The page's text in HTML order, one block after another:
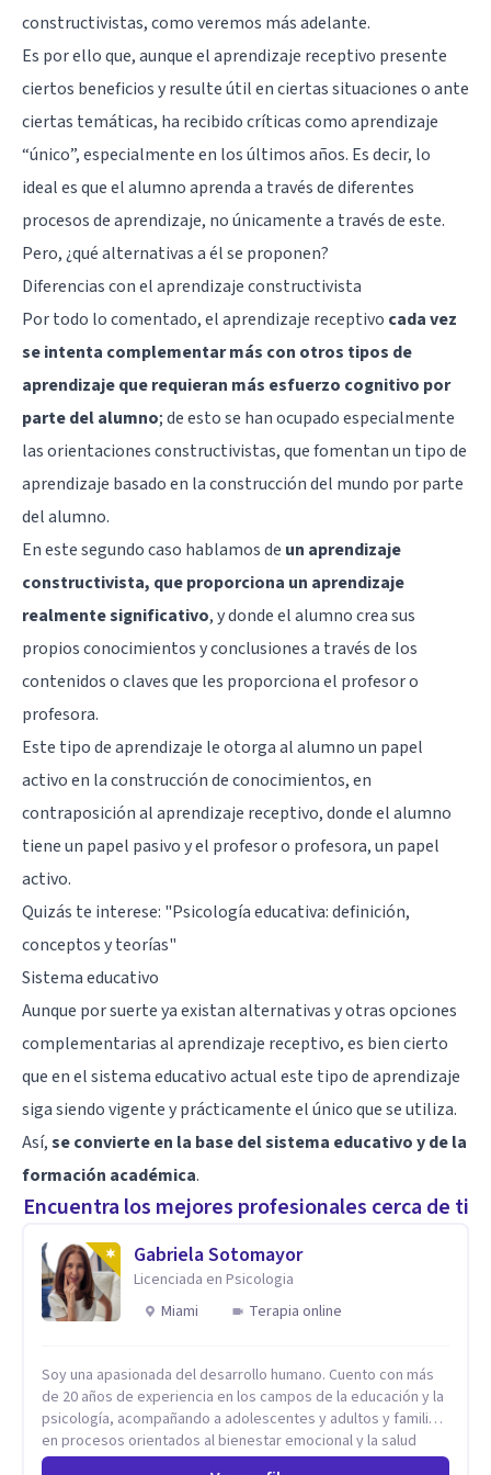
constructivistas, como veremos más adelante.
Es por ello que, aunque el aprendizaje receptivo presente
ciertos beneficios y resulte útil en ciertas situaciones o ante
ciertas temáticas, ha recibido críticas como aprendizaje
“único”, especialmente en los últimos años. Es decir, lo
ideal es que el alumno aprenda a través de diferentes
procesos de aprendizaje, no únicamente a través de este.
Pero, ¿qué alternativas a él se proponen?
Diferencias con el aprendizaje constructivista
Por todo lo comentado, el aprendizaje receptivo cada vez
se intenta complementar más con otros tipos de
aprendizaje que requieran más esfuerzo cognitivo por
parte del alumno; de esto se han ocupado especialmente
las orientaciones constructivistas, que fomentan un tipo de
aprendizaje basado en la construcción del mundo por parte
del alumno.
En este segundo caso hablamos de un aprendizaje
constructivista, que proporciona un aprendizaje
realmente significativo, y donde el alumno crea sus
propios conocimientos y conclusiones a través de los
contenidos o claves que les proporciona el profesor o
profesora.
Este tipo de aprendizaje le otorga al alumno un papel
activo en la construcción de conocimientos, en
contraposición al aprendizaje receptivo, donde el alumno
tiene un papel pasivo y el profesor o profesora, un papel
activo.
Quizás te interese: "Psicología educativa: definición,
conceptos y teorías"
Sistema educativo
Aunque por suerte ya existan alternativas y otras opciones
complementarias al aprendizaje receptivo, es bien cierto
que en el sistema educativo actual este tipo de aprendizaje
siga siendo vigente y prácticamente el único que se utiliza.
Así,se convierte en la base del sistema educativo y de la
formación académica.
Encuentra los mejores profesionales cerca de ti
Gabriela Sotomayor
Licenciada en Psicologia
Miami
Terapia online
Soy una apasionada del desarrollo humano. Cuento con más
de 20 años de experiencia en los campos de la educación y la
psicología, acompañando a adolescentes y adultos y familias
en procesos orientados al bienestar emocional y la salud
mental. Mi visión es contribuir, a través de mi trabajo, a que